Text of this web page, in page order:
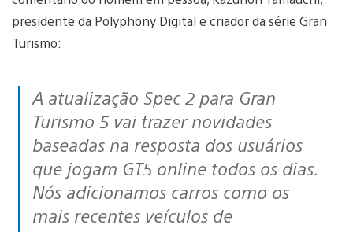
presidente da Polyphony Digital e criador da série Gran
Turismo:
A atualização Spec 2 para Gran
Turismo 5 vai trazer novidades
baseadas na resposta dos usuários
que jogam GT5 online todos os dias.
Nós adicionamos carros como os
mais recentes veículos de